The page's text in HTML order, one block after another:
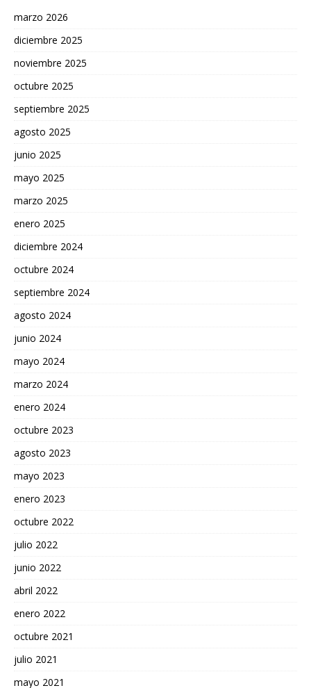
marzo 2026
diciembre 2025
noviembre 2025
octubre 2025
septiembre 2025
agosto 2025
junio 2025
mayo 2025
marzo 2025
enero 2025
diciembre 2024
octubre 2024
septiembre 2024
agosto 2024
junio 2024
mayo 2024
marzo 2024
enero 2024
octubre 2023
agosto 2023
mayo 2023
enero 2023
octubre 2022
julio 2022
junio 2022
abril 2022
enero 2022
octubre 2021
julio 2021
mayo 2021